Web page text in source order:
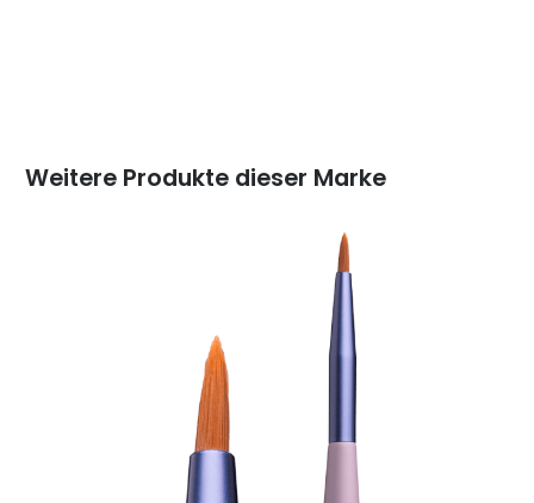
Weitere Produkte dieser Marke